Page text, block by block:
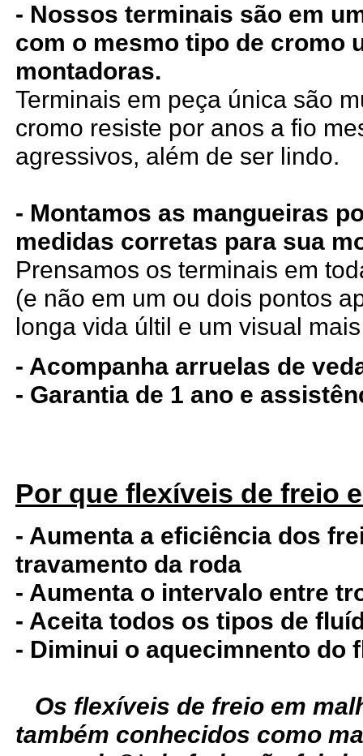
- Nossos terminais são em
com o mesmo tipo de cromo
montadoras.
Terminais em peça única são
cromo resiste por anos a fio
agressivos, além de ser lindo.
- Montamos as mangueiras
medidas corretas para sua
Prensamos os terminais em
(e não em um ou dois pontos
longa vida últil e um visual
- Acompanha arruelas de
- Garantia de 1 ano e
Por que flexíveis de freio
- Aumenta a eficiência dos
travamento da roda
- Aumenta o intervalo entre
- Aceita todos os tipos de
- Diminui o aquecimnento do
Os flexíveis de freio em
também conhecidos como